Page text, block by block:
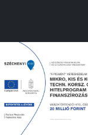
Copyright 2022 ©
STORE